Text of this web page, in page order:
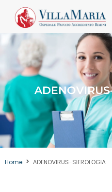
Home ADENOVIRUS-SIEROLOGIA